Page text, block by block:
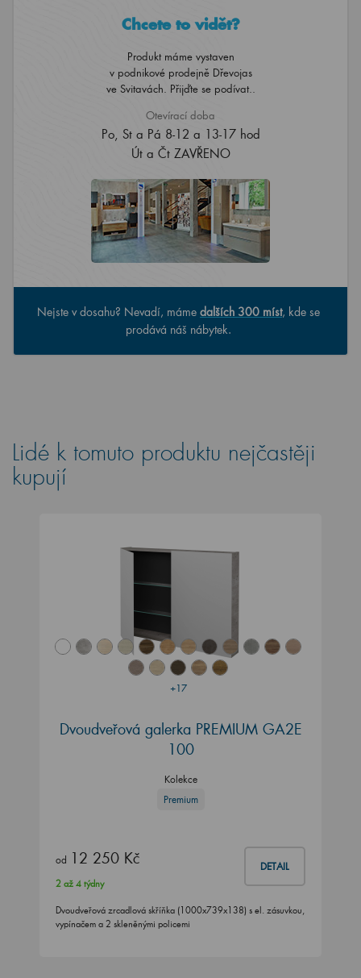
Chcete to vidět?
Produkt máme vystaven
v podnikové prodejně Dřevojas
ve Svitavách. Přijďte se podívat..
Otevírací doba
Po, St a Pá 8-12 a 13-17 hod
Út a Čt ZAVŘENO
Nejste v dosahu? Nevadí, máme dalších 300 míst, kde se
prodává náš nábytek.
Lidé k tomuto produktu nejčastěji
kupují
+17
Dvoudveřová galerka PREMIUM GA2E
100
Kolekce
Premium
od 12 250 Kč DETAIL
2 až 4 týdny
Dvoudveřová zrcadlová skříňka (1000x739x138) s el. zásuvkou,
vypínačem a 2 skleněnými policemi